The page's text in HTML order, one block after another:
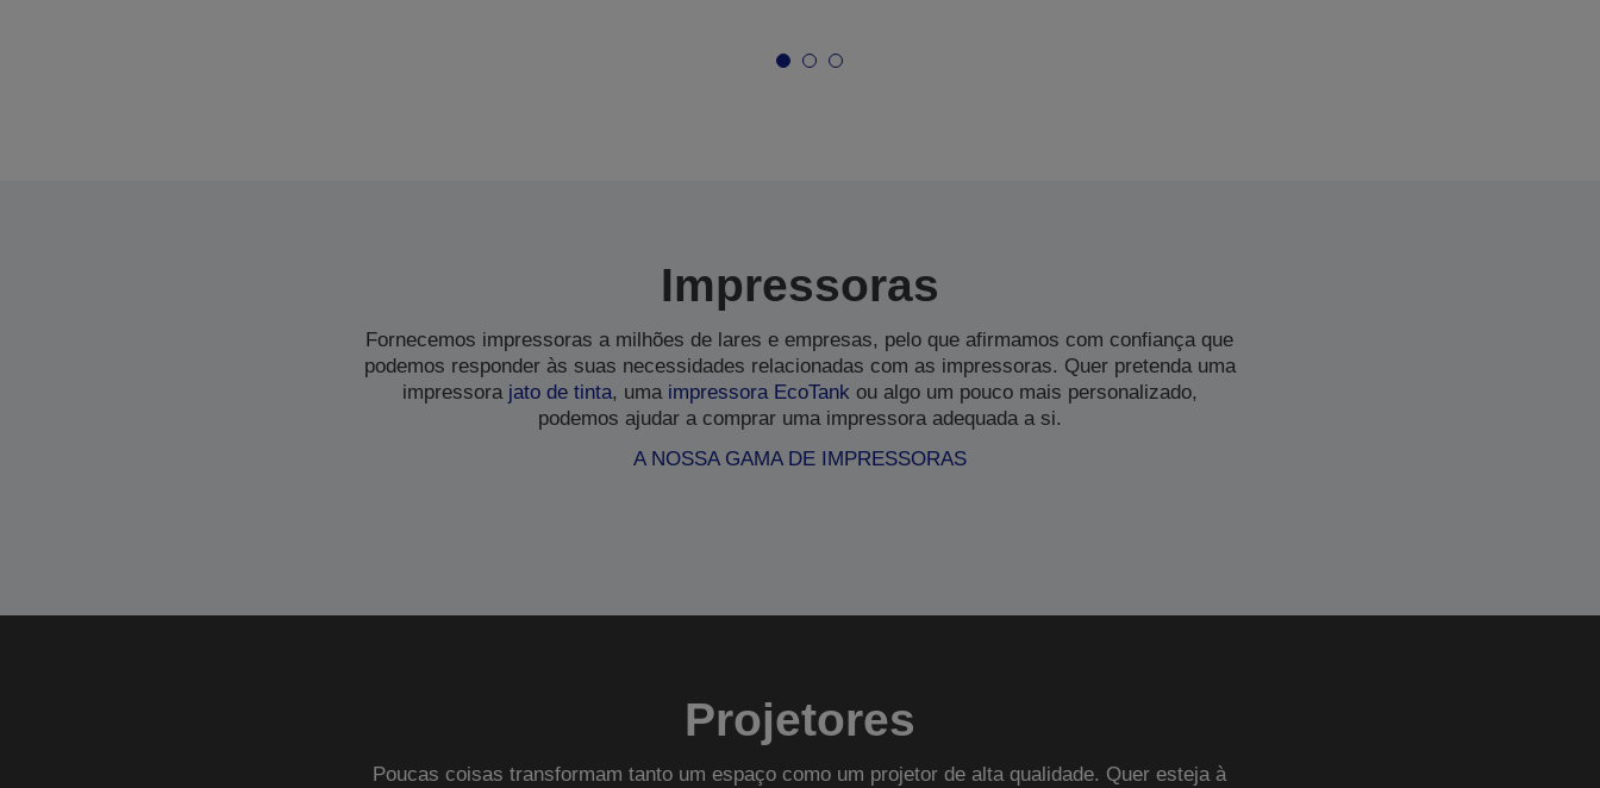
Impressoras
Fornecemos impressoras a milhões de lares e empresas, pelo que afirmamos com confiança que
podemos responder às suas necessidades relacionadas com as impressoras. Quer pretenda uma
impressora jato de tinta, uma impressora EcoTank ou algo um pouco mais personalizado,
podemos ajudar a comprar uma impressora adequada a si.
A NOSSA GAMA DE IMPRESSORAS
Projetores
Poucas coisas transformam tanto um espaço como um projetor de alta qualidade. Quer esteja à